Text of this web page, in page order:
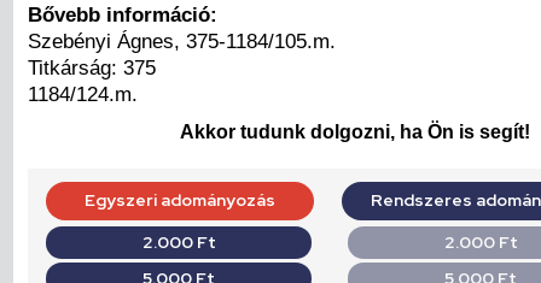
Bővebb információ:
Szebényi Ágnes, 375-1184/105.m.
Titkárság: 375
1184/124.m.
Akkor tudunk dolgozni, ha Ön is segít!